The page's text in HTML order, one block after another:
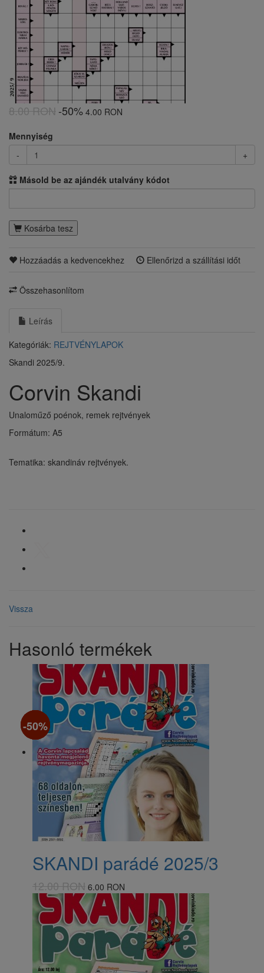
8.00 RON-50% 4.00 RON
Mennyiség
-
+
Másold be az ajándék utalvány kódot
Kosárba tesz
Hozzáadás a kedvencekhez Ellenőrizd a szállítási időt
Összehasonlítom
Leírás
Kategóriák: REJTVÉNYLAPOK
Skandi 2025/9.
Corvin Skandi
Unaloműző poénok, remek rejtvények
Formátum: A5
Tematika: skandináv rejtvények.
Vissza
Hasonló termékek
SKANDI parádé 2025/3
-50%
12.00 RON 6.00 RON
-50%
-50%
-50%